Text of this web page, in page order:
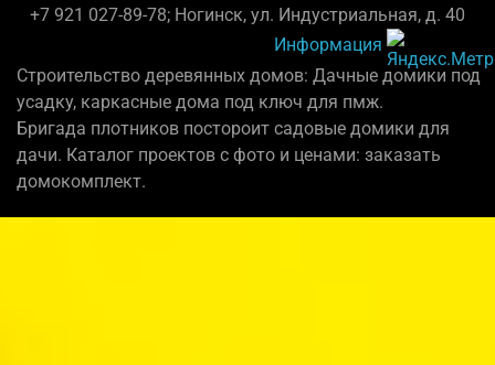
+7 921 027-89-78; Ногинск, ул. Индустриальная, д. 40
Информация
Строительство деревянных домов: Дачные домики под
усадку, каркасные дома под ключ для пмж.
Бригада плотников постороит садовые домики для
дачи. Каталог проектов с фото и ценами: заказать
домокомплект.